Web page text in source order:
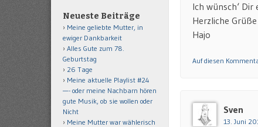
Ich wünsch‘
Herzliche Grüße
Hajo
Auf diesen
Sven
13. Juni
Neueste Beiträge
Meine geliebte Mutter, in
ewiger Dankbarkeit
Alles Gute zum 78.
Geburtstag
26 Tage
Meine aktuelle Playlist #24
—- oder meine Nachbarn hören
gute Musik, ob sie wollen oder
Nicht
Meine Mutter war wählerisch